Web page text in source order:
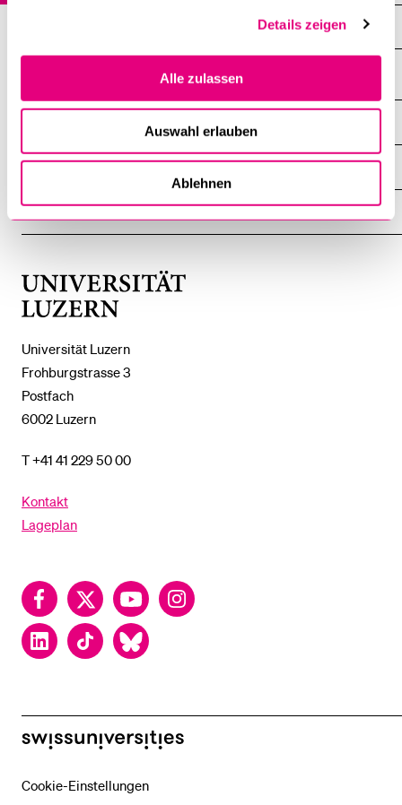
Details zeigen
Alle zulassen
Auswahl erlauben
Ablehnen
Universität Luzern
Frohburgstrasse 3
Postfach
6002 Luzern
T +41 41 229 50 00
Kontakt
Lageplan
FacebookTwitter YouTubeInstagram
LinkedInTikTok Bluesky
%1$S
UNTERMENÜ
ZENTRALE EINRICHTUNGEN
%1$S
UNTERMENÜ
EINFACH FINDEN
ZEIGE
DAS
swissuniversities
Cookie-Einstellungen